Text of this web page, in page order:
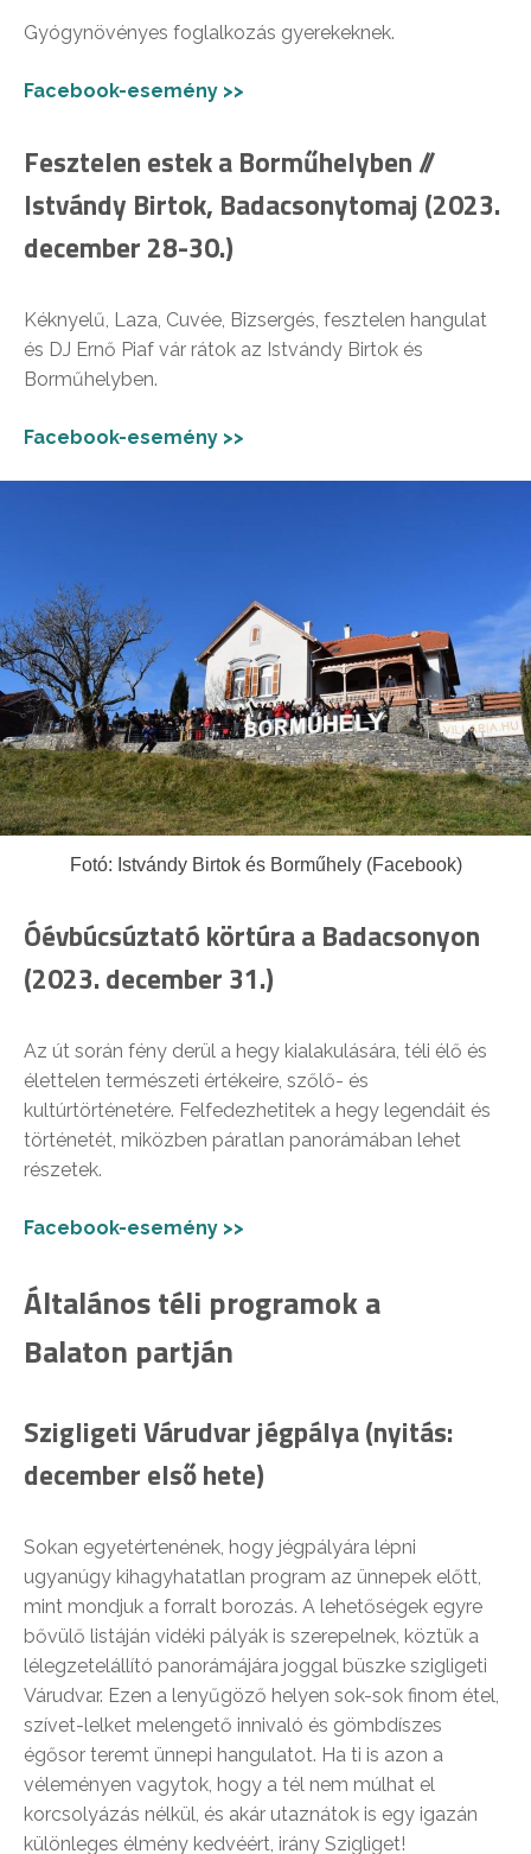
Gyógynövényes foglalkozás gyerekeknek.
Facebook-esemény >>
Fesztelen estek a Borműhelyben //
Istvándy Birtok, Badacsonytomaj (2023.
december 28-30.)
Kéknyelű, Laza, Cuvée, Bizsergés, fesztelen hangulat
és DJ Ernő Piaf vár rátok az Istvándy Birtok és
Borműhelyben.
Facebook-esemény >>
Fotó: Istvándy Birtok és Borműhely (Facebook)
Óévbúcsúztató körtúra a Badacsonyon
(2023. december 31.)
Az út során fény derül a hegy kialakulására, téli élő és
élettelen természeti értékeire, szőlő- és
kultúrtörténetére. Felfedezhetitek a hegy legendáit és
történetét, miközben páratlan panorámában lehet
részetek.
Facebook-esemény >>
Általános téli programok a
Balaton partján
Szigligeti Várudvar jégpálya (nyitás:
december első hete)
Sokan egyetértenének, hogy jégpályára lépni
ugyanúgy kihagyhatatlan program az ünnepek előtt,
mint mondjuk a forralt borozás. A lehetőségek egyre
bővülő listáján vidéki pályák is szerepelnek, köztük a
lélegzetelállító panorámájára joggal büszke szigligeti
Várudvar. Ezen a lenyűgöző helyen sok-sok finom étel,
szívet-lelket melengető innivaló és gömbdíszes
égősor teremt ünnepi hangulatot. Ha ti is azon a
véleményen vagytok, hogy a tél nem múlhat el
korcsolyázás nélkül, és akár utaznátok is egy igazán
különleges élmény kedvéért, irány Szigliget!